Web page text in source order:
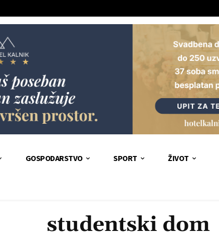
GOSPODARSTVO SPORT ŽIVOT
studentski dom